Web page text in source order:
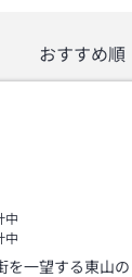
おすすめ順
中
中
を一望する東山の